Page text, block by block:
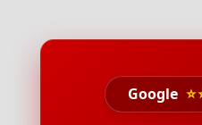
Google